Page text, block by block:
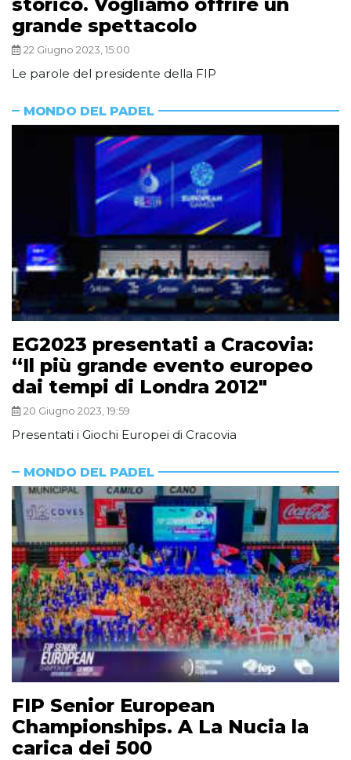
grande spettacolo
22 Giugno 2023, 15:00
Le parole del presidente della FIP
MONDO DEL PADEL
EG2023 presentati a Cracovia:
“Il più grande evento europeo
dai tempi di Londra 2012″
20 Giugno 2023, 19:59
Presentati i Giochi Europei di Cracovia
MONDO DEL PADEL
FIP Senior European
Championships. A La Nucia la
carica dei 500